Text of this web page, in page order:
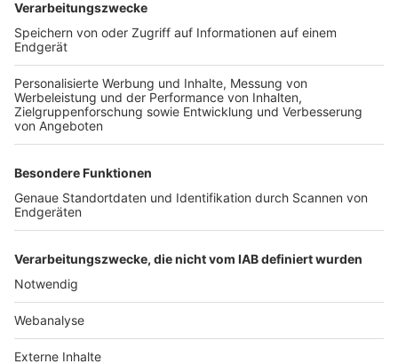
TOP-VEREINE
TOP-PARTNER
Nutzungsbedingungen Datenschutz Impressum